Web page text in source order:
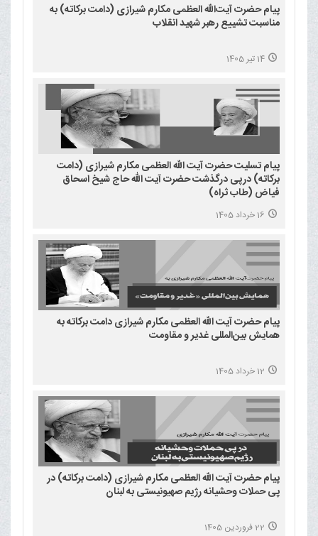
پیام حضرت آیت‌الله العظمی مکارم شیرازی (دامت برکاته) به
مناسبت تشییع رهبر شهید انقلاب
14 تیر 1405
پیام تسلیت حضرت آیت الله العظمی مکارم شیرازی (دامت
برکاته) درپی درگذشت حضرت آیت الله حاج شیخ اسحاق
فیاض (طاب ثراه)
16 خرداد 1405
پیام حضرت آیت الله العظمی مکارم شیرازی دامت برکاته به
همایش بین‌المللی غدیر و مقاومت
12 خرداد 1405
پیام حضرت آیت الله العظمی مکارم شیرازی (دامت برکاته) در
پی حملات وحشیانه رژیم صهیونیستی به لبنان
22 فروردین 1405